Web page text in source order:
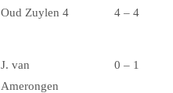
Oud Zuylen 4 4 – 4
J. van
Amerongen
0 – 1